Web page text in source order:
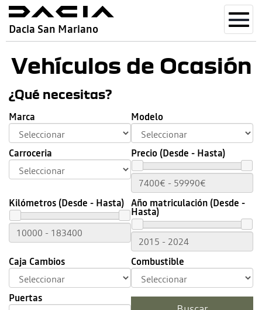
Dacia San Mariano
Vehículos de Ocasión
¿Qué necesitas?
Marca Modelo
Carroceria Precio (Desde - Hasta)
Kilómetros (Desde - Hasta) Año matriculación (Desde -
Hasta)
Caja Cambios Combustible
Puertas